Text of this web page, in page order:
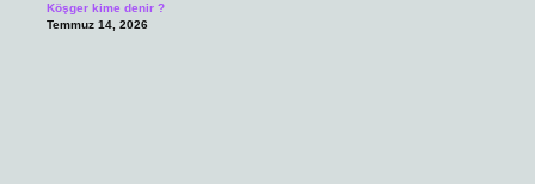
Köşger kime denir ?
Temmuz 14, 2026